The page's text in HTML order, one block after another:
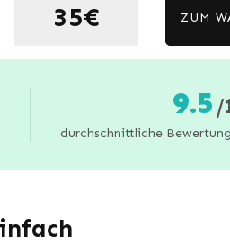
35€ ZUM
9.5 /
durchschnittliche